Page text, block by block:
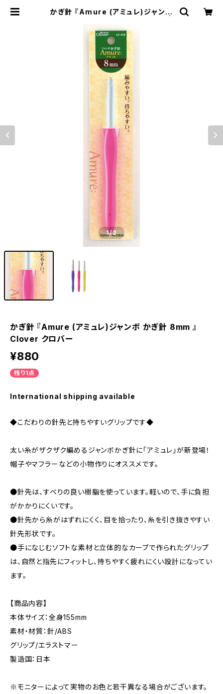
かぎ針 『Amure (アミュレ)ジャンボ
Knitting.RayRay（レイレイ）
1/2
かぎ針 『Amure (アミュレ)ジャンボ かぎ針 8mm 』
Clover クロバー
¥880
残り1点
International shipping available
◆こだわりの針先と持ちやすいグリップです◆
太い糸がザクザク編めるジャンボかぎ針に「アミュレ」が新登場！
帽子やマフラーなどの小物作りにオススメです。
●針先は、すべりの良い樹脂を使っています。軽いので、手に負担
がかかりにくいです。
●針先から糸がはずれにくく、目を拾ったり、糸を引き抜きやすい
針先形状です。
●手になじむソフトな素材と立体的なカーブで作られたグリップ
は、自然と指先にフィットし、持ちやすく疲れにくい設計になってい
ます。
【商品内容】
本体サイズ：全身155mm
素材・材質：針/ABS
グリップ/エラストマー
製造国：日本
※モニターによって実物のお色と若干異なる場合がございます。